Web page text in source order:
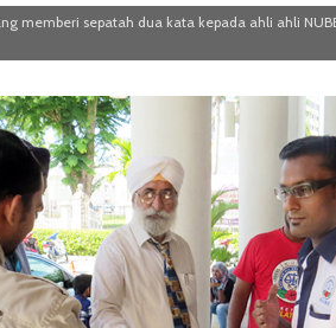
memberi sepatah dua kata kepada ahli ahli